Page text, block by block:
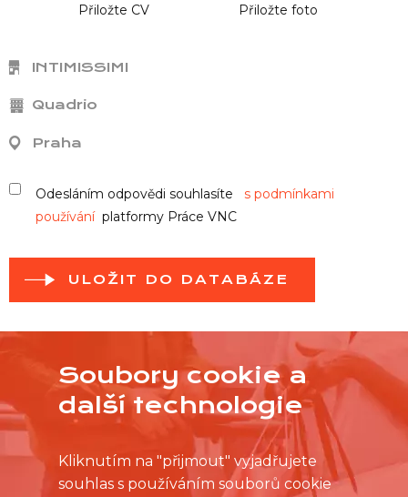
Přiložte CV Přiložte foto
INTIMISSIMI
Quadrio
Praha
Odesláním odpovědi souhlasíte s podmínkami
používáníplatformy Práce VNC
ULOŽIT DO DATABÁZE
Soubory cookie a
další technologie
Kliknutím na "přijmout" vyjadřujete
souhlas s používáním souborů cookie